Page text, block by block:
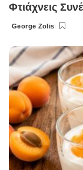
Φτιάχνεις
Posted
George Zolis